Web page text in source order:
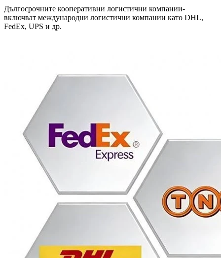
Дългосрочните кооперативни логистични компании-
включват международни логистични компании като DHL,
FedEx, UPS и др.